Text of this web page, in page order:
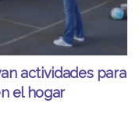
actividades para
el hogar